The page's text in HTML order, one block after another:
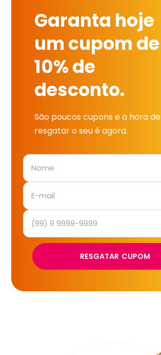
Garanta hoje
um cupom de
10% de
desconto.
São poucos cupons e a hora de
resgatar o seu é agora.
RESGATAR CUPOM